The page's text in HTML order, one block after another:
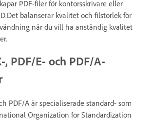
PDF-filer för kontorsskrivare eller
balanserar kvalitet och filstorlek för
när du vill ha anständig kvalitet
, PDF/E- och PDF/A-
PDF/A är specialiserade standard- som
Organization for Standardization